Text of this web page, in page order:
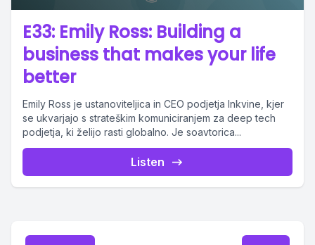
E33: Emily Ross: Building a
business that makes your life
better
Emily Ross je ustanoviteljica in CEO podjetja Inkvine, kjer
se ukvarjajo s strateškim komuniciranjem za deep tech
podjetja, ki želijo rasti globalno. Je soavtorica...
Listen